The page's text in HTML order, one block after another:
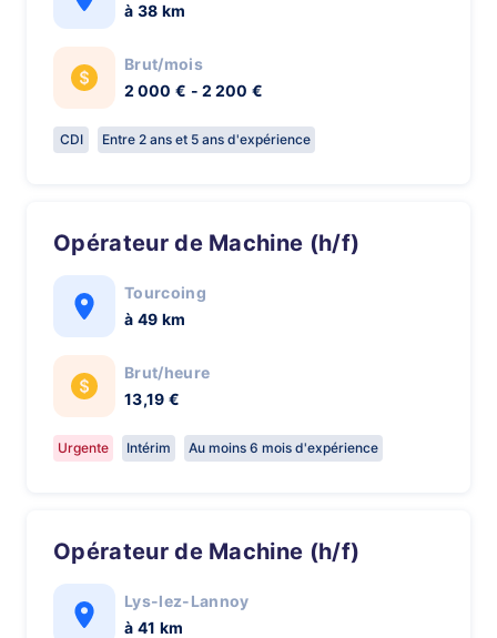
à 38 km
Brut/mois
2 000 € - 2 200 €
CDI Entre 2 ans et 5 ans d'expérience
Opérateur de Machine (h/f)
Tourcoing
à 49 km
Brut/heure
13,19 €
Urgente Intérim Au moins 6 mois d'expérience
Opérateur de Machine (h/f)
Lys-lez-Lannoy
à 41 km